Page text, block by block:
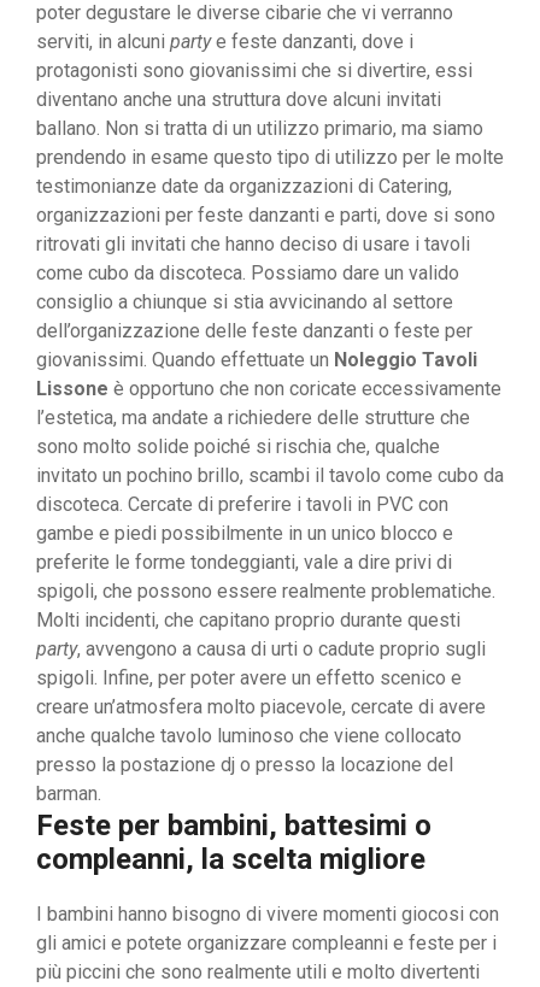
poter degustare le diverse cibarie che vi verranno
serviti, in alcuni partye feste danzanti, dove i
protagonisti sono giovanissimi che si divertire, essi
diventano anche una struttura dove alcuni invitati
ballano. Non si tratta di un utilizzo primario, ma siamo
prendendo in esame questo tipo di utilizzo per le molte
testimonianze date da organizzazioni di Catering,
organizzazioni per feste danzanti e parti, dove si sono
ritrovati gli invitati che hanno deciso di usare i tavoli
come cubo da discoteca. Possiamo dare un valido
consiglio a chiunque si stia avvicinando al settore
dell’organizzazione delle feste danzanti o feste per
giovanissimi. Quando effettuate un Noleggio Tavoli
Lissone è opportuno che non coricate eccessivamente
l’estetica, ma andate a richiedere delle strutture che
sono molto solide poiché si rischia che, qualche
invitato un pochino brillo, scambi il tavolo come cubo da
discoteca. Cercate di preferire i tavoli in PVC con
gambe e piedi possibilmente in un unico blocco e
preferite le forme tondeggianti, vale a dire privi di
spigoli, che possono essere realmente problematiche.
Molti incidenti, che capitano proprio durante questi
party, avvengono a causa di urti o cadute proprio sugli
spigoli. Infine, per poter avere un effetto scenico e
creare un’atmosfera molto piacevole, cercate di avere
anche qualche tavolo luminoso che viene collocato
presso la postazione dj o presso la locazione del
barman.
Feste per bambini, battesimi o
compleanni, la scelta migliore
I bambini hanno bisogno di vivere momenti giocosi con
gli amici e potete organizzare compleanni e feste per i
più piccini che sono realmente utili e molto divertenti